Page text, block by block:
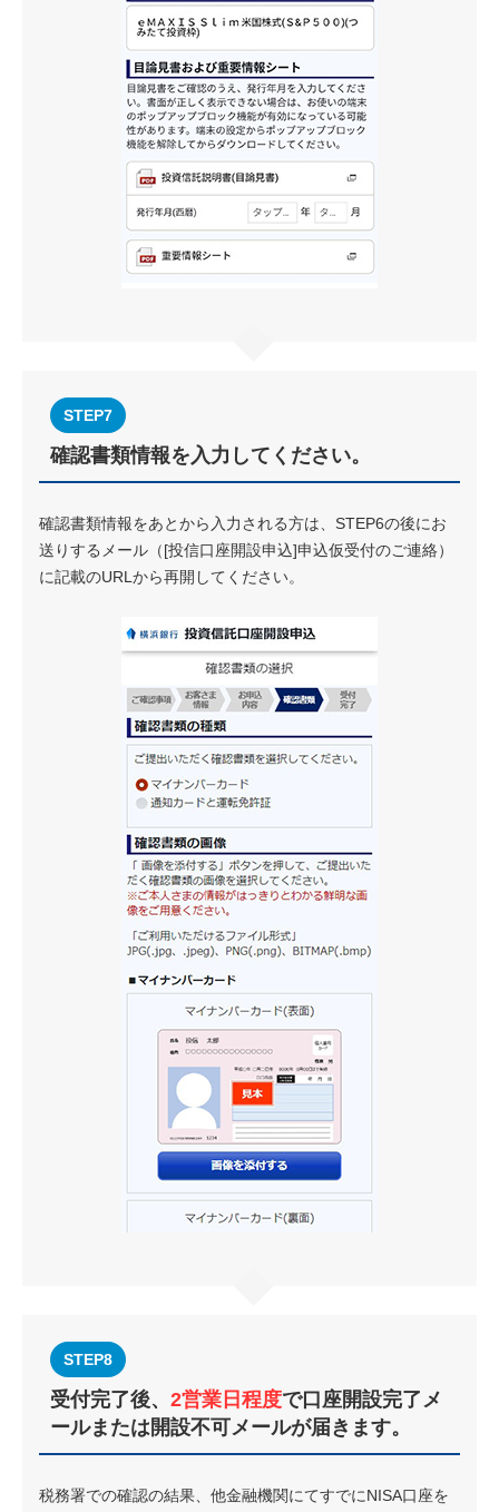
STEP7
確認書類情報を入力してください。
確認書類情報をあとから入力される方は、STEP6の後にお
送りするメール（[投信口座開設申込]申込仮受付のご連絡）
に記載のURLから再開してください。
STEP8
受付完了後、 2営業日程度で口座開設完了メ
ールまたは開設不可メールが届きます。
税務署での確認の結果、他金融機関にてすでにNISA口座を